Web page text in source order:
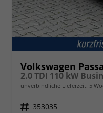
Volkswagen
2.0 TDI 110 kW
unverbindliche Lieferzeit: 5
Fahrzeugnr. 353035